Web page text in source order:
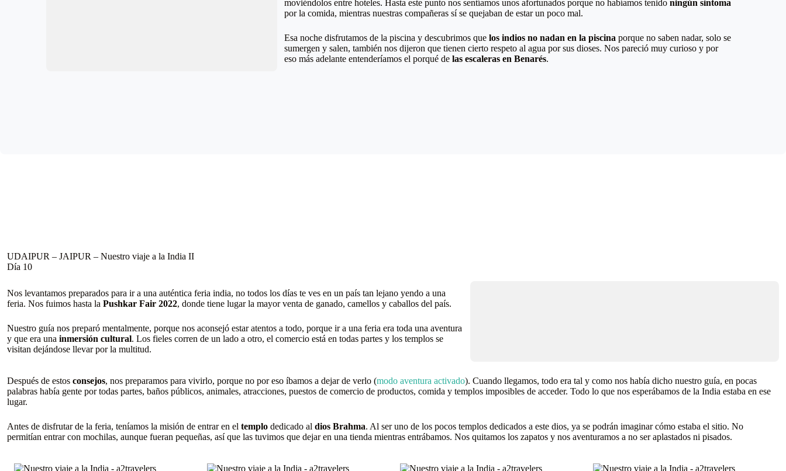
moviéndolos entre hoteles. Hasta este punto nos sentíamos unos afortunados porque no habíamos tenidoningún síntoma
por la comida, mientras nuestras compañeras sí se quejaban de estar un poco mal.
Esa noche disfrutamos de la piscina y descubrimos quelos indios no nadan en la piscina porque no saben nadar, solo se
sumergen y salen, también nos dijeron que tienen cierto respeto al agua por sus dioses. Nos pareció muy curioso y por
eso más adelante entenderíamos el porqué delas escaleras en Benarés.
UDAIPUR – JAIPUR – Nuestro viaje a la India II
Día 10
Nos levantamos preparados para ir a una auténtica feria india, no todos los días te ves en un país tan lejano yendo a una
feria. Nos fuimos hasta la Pushkar Fair 2022, donde tiene lugar la mayor venta de ganado, camellos y caballos del país.
Nuestro guía nos preparó mentalmente, porque nos aconsejó estar atentos a todo, porque ir a una feria era toda una aventura
y que era una inmersión cultural. Los fieles corren de un lado a otro, el comercio está en todas partes y los templos se
visitan dejándose llevar por la multitud.
Después de estos consejos, nos preparamos para vivirlo, porque no por eso íbamos a dejar de verlo (modo aventura activado). Cuando llegamos, todo era tal y como nos había dicho nuestro guía, en pocas
palabras había gente por todas partes, baños públicos, animales, atracciones, puestos de comercio de productos, comida y templos imposibles de acceder. Todo lo que nos esperábamos de la India estaba en ese
lugar.
Antes de disfrutar de la feria, teníamos la misión de entrar en el templo dedicado al dios Brahma. Al ser uno de los pocos templos dedicados a este dios, ya se podrán imaginar cómo estaba el sitio. No
permitían entrar con mochilas, aunque fueran pequeñas, así que las tuvimos que dejar en una tienda mientras entrábamos. Nos quitamos los zapatos y nos aventuramos a no ser aplastados ni pisados.